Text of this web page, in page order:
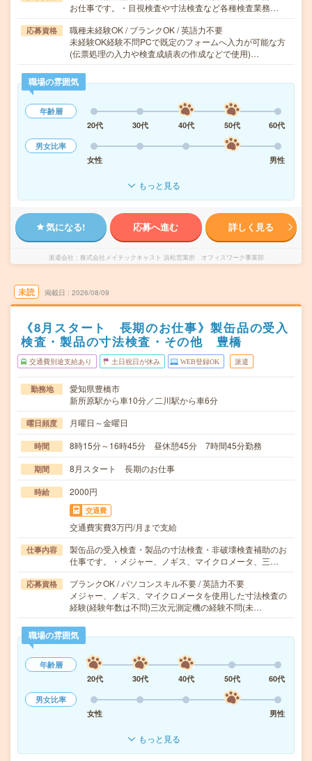
お仕事です。・目視検査や寸法検査など各種検査業務…
応募資格
職種未経験OK / ブランクOK / 英語力不要
未経験OK経験不問PCで既定のフォームへ入力が可能な方
(伝票処理の入力や検査成績表の作成などで使用)…
職場の雰囲気
年齢層
20代
30代 40代 50代
60代
男女比率
女性
男性
もっと見る
気になる! 応募へ進む 詳しく見る
派遣会社 株式会社メイテックキャスト 浜松営業所 オフィスワーク事業部
未読 掲載日 2026/08/09
《8月スタート 長期のお仕事》製缶品の受入
検査・製品の寸法検査・その他 豊橋
交通費別途支給あり 土日祝日が休み WEB登録OK 派遣
勤務地
愛知県豊橋市
新所原駅から車10分／二川駅から車6分
曜日頻度 月曜日～金曜日
時間 8時15分～16時45分 昼休憩45分 7時間45分勤務
期間 8月スタート 長期のお仕事
時給 2000円
交通費
交通費実費3万円/月まで支給
仕事内容
製缶品の受入検査・製品の寸法検査・非破壊検査補助のお
仕事です。・メジャー、ノギス、マイクロメータ、三…
応募資格
ブランクOK / パソコンスキル不要 / 英語力不要
メジャー、ノギス、マイクロメータを使用した寸法検査の
経験(経験年数は不問)三次元測定機の経験不問(未…
職場の雰囲気
年齢層
20代
30代 40代 50代
60代
男女比率
女性
男性
もっと見る